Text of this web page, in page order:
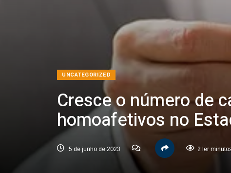
UNCATEGORIZED
Cresce o número de
homoafetivos no
5 de junho de 2023 2 ler